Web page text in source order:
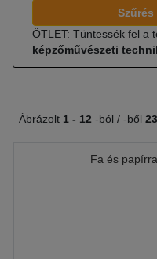
Szűrés
ÖTLET: Tüntessék fel a
képzőművészeti
Ábrázolt 1 - 12 -ból / -ből 23
Fa és